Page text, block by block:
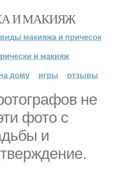
И МАКИЯЖ
виды макияжа и причесок
и макияж
дому
игры отзывы
не
фото с
и